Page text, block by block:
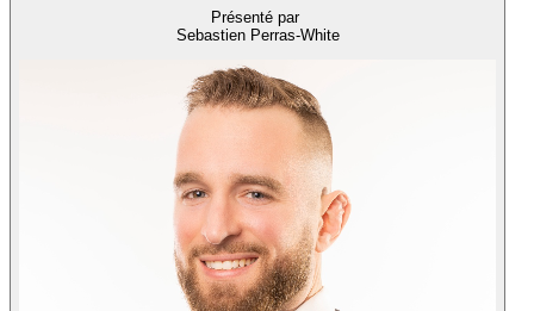
Présenté par
Sebastien Perras-White